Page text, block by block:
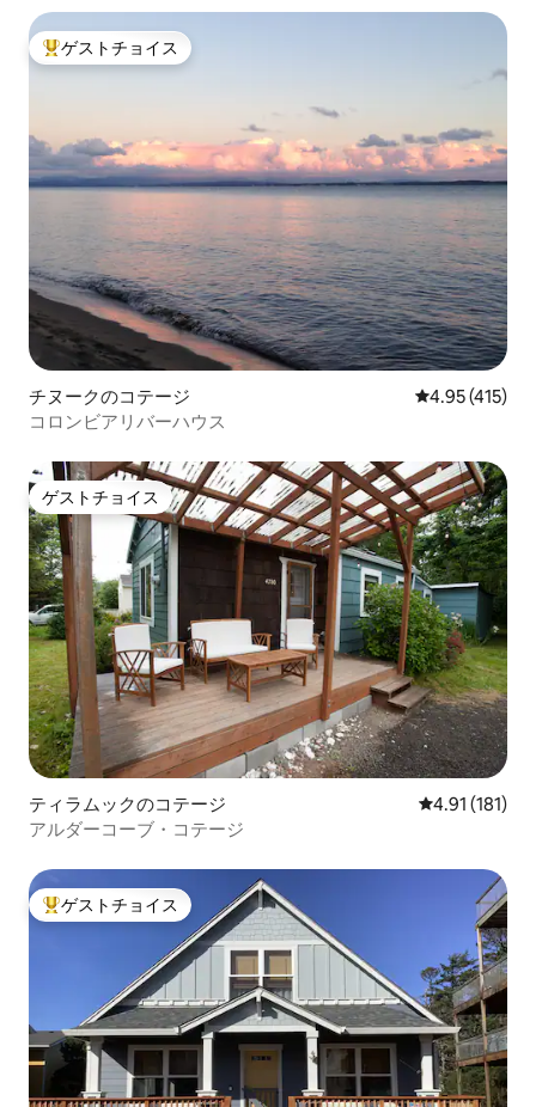
大好評のゲストチョイスです。
ゲストチョイス
チヌークのコテージ レビュー415
4.95 (415)
コロンビアリバーハウス
ゲストチョイス
ゲストチョイス
ティラムックのコテージ レビュー181
4.91 (181)
アルダーコーブ・コテージ
大好評のゲストチョイスです。
ゲストチョイス